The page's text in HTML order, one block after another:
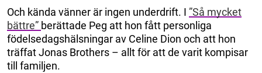
Och kända vänner är ingen underdrift. I ”Så mycket
bättre” berättade Peg att hon fått personliga
födelsedagshälsningar av Celine Dion och att hon
träffat Jonas Brothers – allt för att de varit kompisar
till familjen.